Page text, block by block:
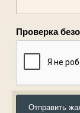
Проверка
Отправить